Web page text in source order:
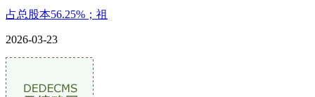
占总股本56.25%；祖
2026-03-23